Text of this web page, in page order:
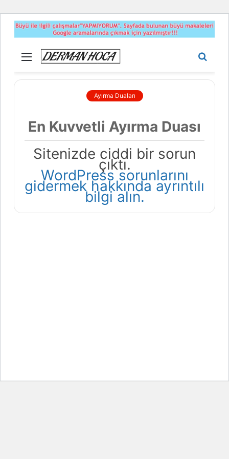
Menü
Ayırma Duaları
En Kuvvetli Ayırma Duası
Sitenizde ciddi bir sorun
çıktı.
WordPress sorunlarını
gidermek hakkında ayrıntılı
bilgi alın.